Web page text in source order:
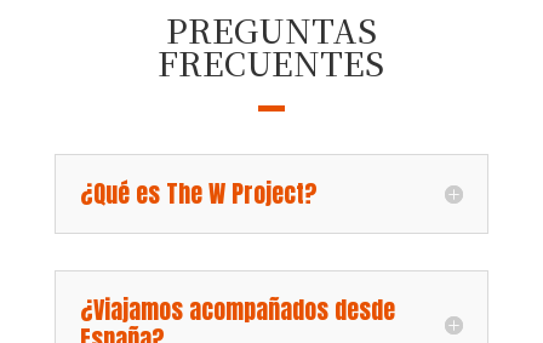
PREGUNTAS
FRECUENTES
¿Qué es The W Project?
¿Viajamos acompañados desde